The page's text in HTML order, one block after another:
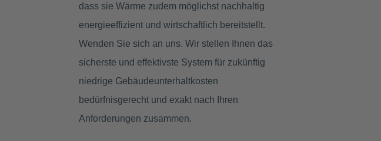
dass sie Wärme zudem möglichst nachhaltig
energieeffizient und wirtschaftlich bereitstellt.
Wenden Sie sich an uns. Wir stellen Ihnen das
sicherste und effektivste System für zukünftig
niedrige Gebäudeunterhaltkosten
bedürfnisgerecht und exakt nach Ihren
Anforderungen zusammen.